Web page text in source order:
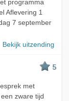
programma
Aflevering 1
7 september
Bekijk uitzending
5
met
zware tijd